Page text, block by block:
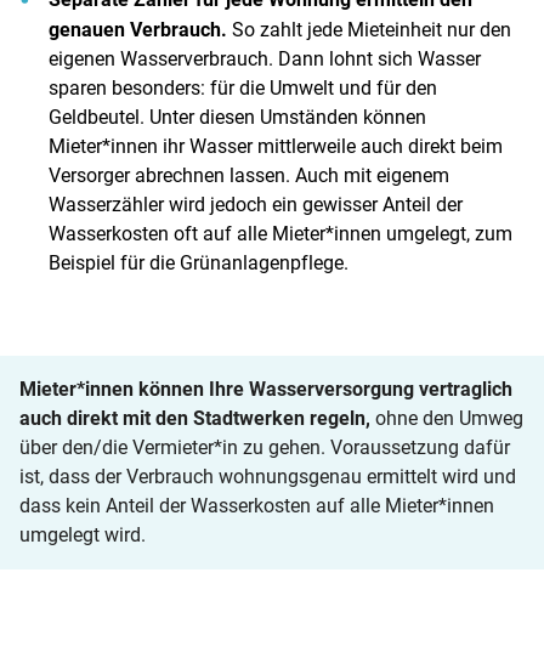
genauen Verbrauch. So zahlt jede Mieteinheit nur den
eigenen Wasserverbrauch. Dann lohnt sich Wasser
sparen besonders: für die Umwelt und für den
Geldbeutel. Unter diesen Umständen können
Mieter*innen ihr Wasser mittlerweile auch direkt beim
Versorger abrechnen lassen. Auch mit eigenem
Wasserzähler wird jedoch ein gewisser Anteil der
Wasserkosten oft auf alle Mieter*innen umgelegt, zum
Beispiel für die Grünanlagenpflege.
Mieter*innen können Ihre Wasserversorgung vertraglich
auch direkt mit den Stadtwerken regeln, ohne den Umweg
über den/die Vermieter*in zu gehen. Voraussetzung dafür
ist, dass der Verbrauch wohnungsgenau ermittelt wird und
dass kein Anteil der Wasserkosten auf alle Mieter*innen
umgelegt wird.